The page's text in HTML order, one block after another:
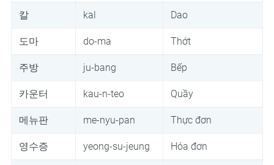
칼 kal Dao
도마 do-ma Thớt
주방 ju-bang Bếp
카운터 kau-n-teo Quầy
메뉴판 me-nyu-pan Thực đơn
영수증 yeong-su-jeung Hóa đơn